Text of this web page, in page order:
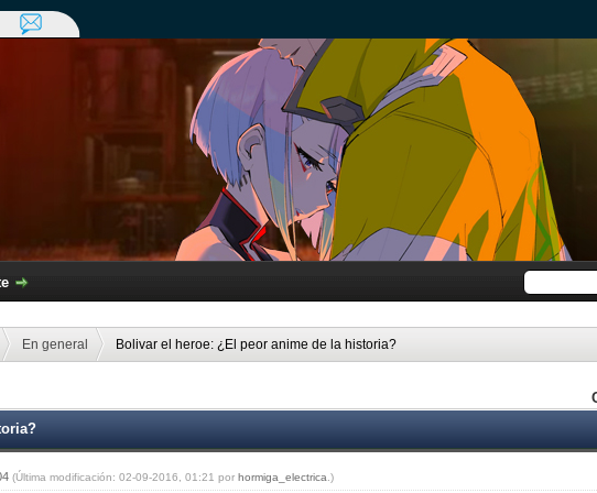
En general Bolivar el heroe: ¿El peor anime de la historia?
(Última modificación: 02-09-2016, 01:21 porhormiga_electrica .)